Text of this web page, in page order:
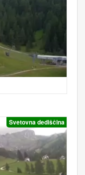
Svetovna dediščina